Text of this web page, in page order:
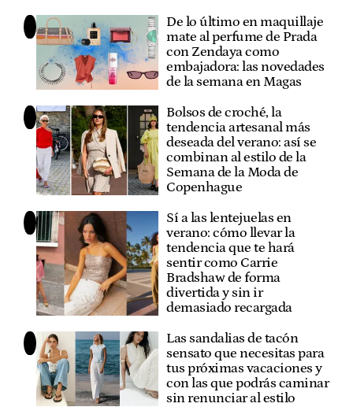
De lo último en maquillaje
mate al perfume de Prada
con Zendaya como
embajadora: las novedades
de la semana en Magas
Bolsos de croché, la
tendencia artesanal más
deseada del verano: así se
combinan al estilo de la
Semana de la Moda de
Copenhague
Sí a las lentejuelas en
verano: cómo llevar la
tendencia que te hará
sentir como Carrie
Bradshaw de forma
divertida y sin ir
demasiado recargada
Las sandalias de tacón
sensato que necesitas para
tus próximas vacaciones y
con las que podrás caminar
sin renunciar al estilo